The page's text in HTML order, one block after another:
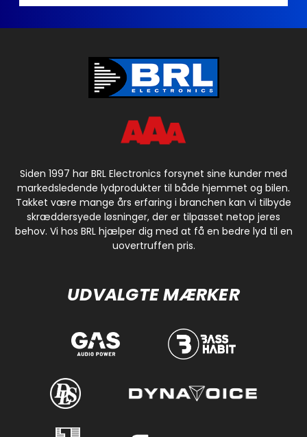
Siden 1997 har BRL Electronics forsynet sine kunder med
markedsledende lydprodukter til både hjemmet og bilen.
Takket være mange års erfaring i branchen kan vi tilbyde
skræddersyede løsninger, der er tilpasset netop jeres
behov. Vi hos BRL hjælper dig med at få en bedre lyd til en
uovertruffen pris.
UDVALGTE MÆRKER